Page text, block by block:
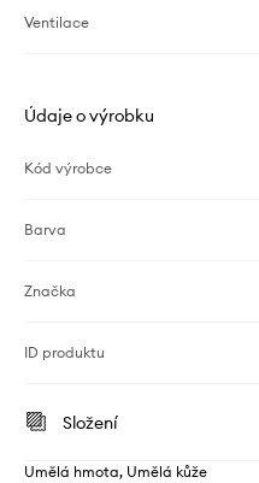
Ventilace
Údaje o výrobku
Kód výrobce
Barva
Značka
ID produktu
Složení
Umělá hmota, Umělá kůže